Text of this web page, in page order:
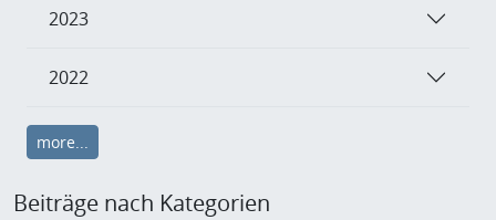
2023
2022
more...
Beiträge nach Kategorien